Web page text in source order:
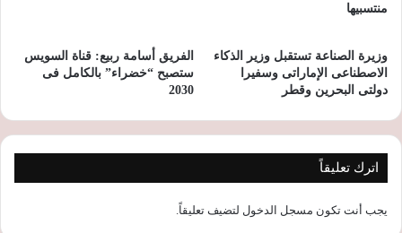
منتسبيها
وزيرة الصناعة تستقبل وزير الذكاء
الاصطناعى الإماراتى وسفيرا
دولتى البحرين وقطر
الفريق أسامة ربيع: قناة السويس
ستصبح “خضراء” بالكامل فى
2030
اترك تعليقاً
يجب أنت تكون مسجل الدخول لتضيف تعليقاً.